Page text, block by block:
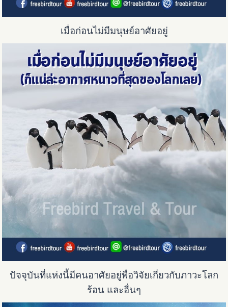
เมื่อก่อนไม่มีมนุษย์อาศัยอยู่
ปัจจุบันที่แห่งนี้มีคนอาศัยอยู่พื่อวิจัยเกี่ยวกับภาวะโลก
ร้อน และอื่นๆ